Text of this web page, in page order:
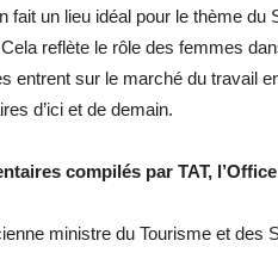
fait un lieu idéal pour le thème
reflète le rôle des femmes
entrent sur le marché du travail
d’ici et de demain.
compilés par TAT,
ministre du Tourisme et des